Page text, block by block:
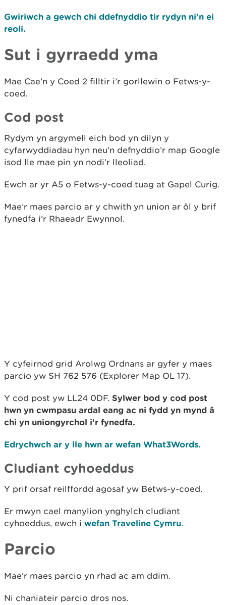
Gwiriwch a gewch chi ddefnyddio tir rydyn ni’n ei
reoli.
Sut i gyrraedd yma
Mae Cae’n y Coed 2 filltir i’r gorllewin o Fetws-y-
coed.
Cod post
Rydym yn argymell eich bod yn dilyn y
cyfarwyddiadau hyn neu’n defnyddio’r map Google
isod lle mae pin yn nodi’r lleoliad.
Ewch ar yr A5 o Fetws-y-coed tuag at Gapel Curig.
Mae’r maes parcio ar y chwith yn union ar ôl y brif
fynedfa i’r Rhaeadr Ewynnol.
Y cyfeirnod grid Arolwg Ordnans ar gyfer y maes
parcio yw SH 762 576 (Explorer Map OL 17).
Y cod post yw LL24 0DF. Sylwer bod y cod post
hwn yn cwmpasu ardal eang ac ni fydd yn mynd â
chi yn uniongyrchol i’r fynedfa.
Edrychwch ar y lle hwn ar wefan What3Words.
Cludiant cyhoeddus
Y prif orsaf reilffordd agosaf yw Betws-y-coed.
Er mwyn cael manylion ynghylch cludiant
cyhoeddus, ewch i wefan Traveline Cymru.
Parcio
Mae’r maes parcio yn rhad ac am ddim.
Ni chaniateir parcio dros nos.